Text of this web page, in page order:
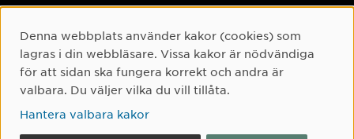
Facebook
Instagram
TikTok
Youtube
Cookie-samtycke
Denna webbplats använder kakor (cookies) som
lagras i din webbläsare. Vissa kakor är nödvändiga
för att sidan ska fungera korrekt och andra är
valbara. Du väljer vilka du vill tillåta.
Hantera valbara kakor